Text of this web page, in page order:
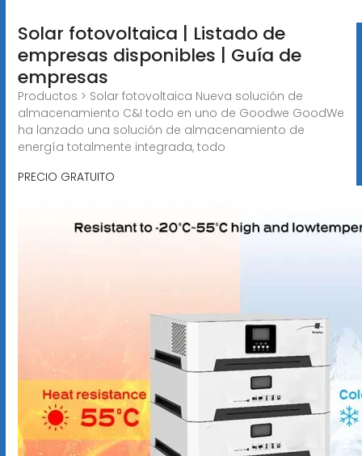
Solar fotovoltaica | Listado de
empresas disponibles | Guía de
empresas
Productos > Solar fotovoltaica Nueva solución de
almacenamiento C&I todo en uno de Goodwe GoodWe
ha lanzado una solución de almacenamiento de
energía totalmente integrada, todo
PRECIO GRATUITO